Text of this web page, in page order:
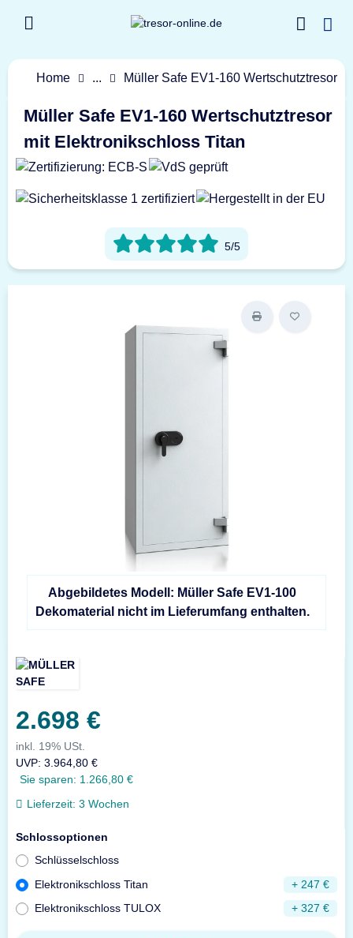
Home ... Müller Safe EV1-160 Wertschutztresor
Müller Safe EV1-160 Wertschutztresor
mit Elektronikschloss Titan
5/5
Abgebildetes Modell: Müller Safe EV1-100
Dekomaterial nicht im Lieferumfang enthalten.
2.698 €
inkl. 19% USt.
UVP: 3.964,80 €
Sie sparen: 1.266,80 €
Lieferzeit: 3 Wochen
Schlossoptionen
Schlüsselschloss
Elektronikschloss Titan
+ 247 €
Elektronikschloss TULOX
+ 327 €